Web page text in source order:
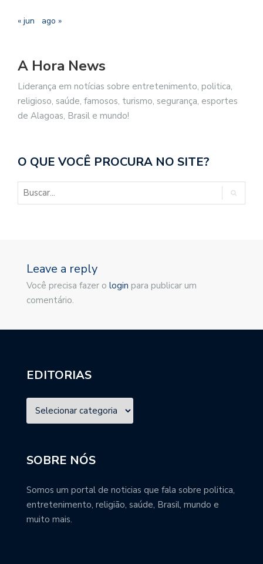
« jun ago »
A Hora News
Liderança em notícias sobre entretenimento, politica,
religioso, saúde, famosos, turismo, segurança, esportes
de Alagoas, Brasil e mundo!
O QUE VOCÊ PROCURA NO SITE?
Leave a reply
Você precisa fazer o login para publicar um
comentário.
EDITORIAS
SOBRE NÓS
Somos um portal de noticias que fala sobre politica,
entretenimento, religião, saúde, Brasil, mundo e
muito mais.